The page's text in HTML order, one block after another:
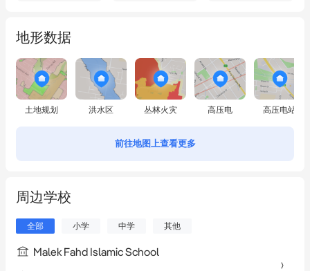
地形数据
土地规划 洪水区 丛林火灾 高压电 高压电站
前往地图上查看更多
周边学校
全部 小学 中学 其他
Malek Fahd Islamic School